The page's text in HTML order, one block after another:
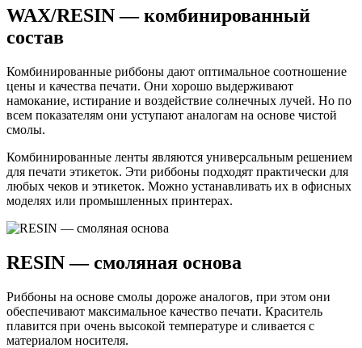
WAX/RESIN — комбинированный
состав
Комбинированные риббоны дают оптимальное соотношение
цены и качества печати. Они хорошо выдерживают
намокание, истирание и воздействие солнечных лучей. Но по
всем показателям они уступают аналогам на основе чистой
смолы.
Комбинированные ленты являются универсальным решением
для печати этикеток. Эти риббоны подходят практически для
любых чеков и этикеток. Можно устанавливать их в офисных
моделях или промышленных принтерах.
RESIN — смоляная основа
Риббоны на основе смолы дороже аналогов, при этом они
обеспечивают максимальное качество печати. Краситель
плавится при очень высокой температуре и сливается с
материалом носителя.